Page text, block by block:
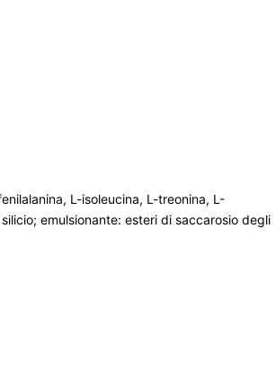
L-isoleucina, L-treonina, L-
emulsionante: esteri di saccarosio degli